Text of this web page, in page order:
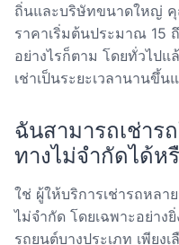
ถิ่นและบริษัทขนาดใหญ่
ราคาเริ่มต้นประมาณ 15
อย่างไรก็ตาม โดยทั่วไปแ
เช่าเป็นระยะเวลานานขึ้น
ฉันสามารถเช่าร
ทางไม่จำกัดได้ห
ใช่ ผู้ให้บริการเช่ารถหลา
ไม่จำกัด โดยเฉพาะอย่าง
รถยนต์บางประเภท เพียง